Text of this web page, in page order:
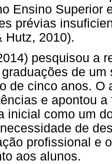
Ensino Superior
prévias
Hutz, 2010).
pesquisou a
de
de cinco anos. O
e apontou
inicial como um
de
profissional e
aos alunos.